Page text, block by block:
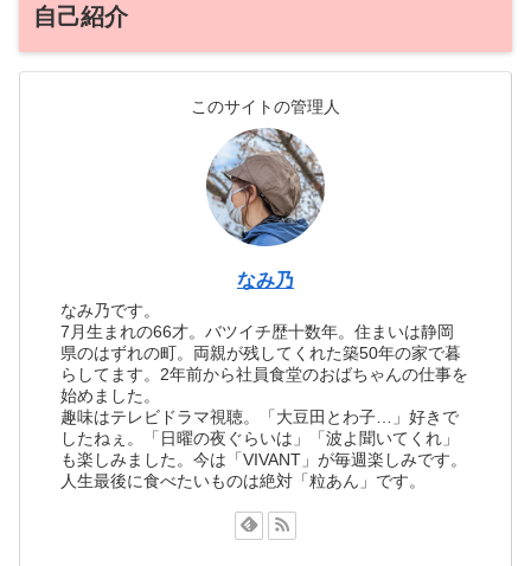
自己紹介
このサイトの管理人
なみ乃
なみ乃です。
7月生まれの66才。バツイチ歴十数年。住まいは静岡
県のはずれの町。両親が残してくれた築50年の家で暮
らしてます。2年前から社員食堂のおばちゃんの仕事を
始めました。
趣味はテレビドラマ視聴。「大豆田とわ子…」好きで
したねぇ。「日曜の夜ぐらいは」「波よ聞いてくれ」
も楽しみました。今は「VIVANT」が毎週楽しみです。
人生最後に食べたいものは絶対「粒あん」です。